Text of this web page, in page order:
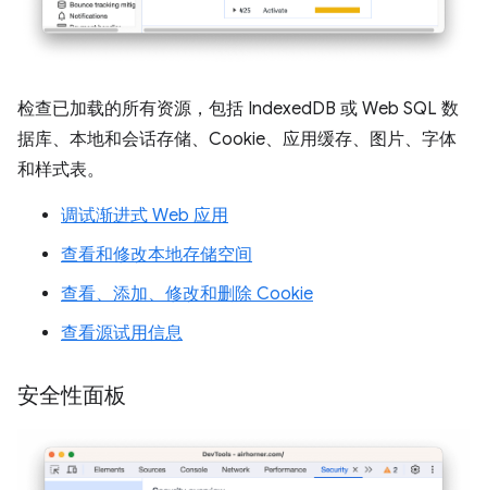
检查已加载的所有资源，包括 IndexedDB 或 Web SQL 数
据库、本地和会话存储、Cookie、应用缓存、图片、字体
和样式表。
调试渐进式 Web 应用
查看和修改本地存储空间
查看、添加、修改和删除 Cookie
查看源试用信息
安全性面板